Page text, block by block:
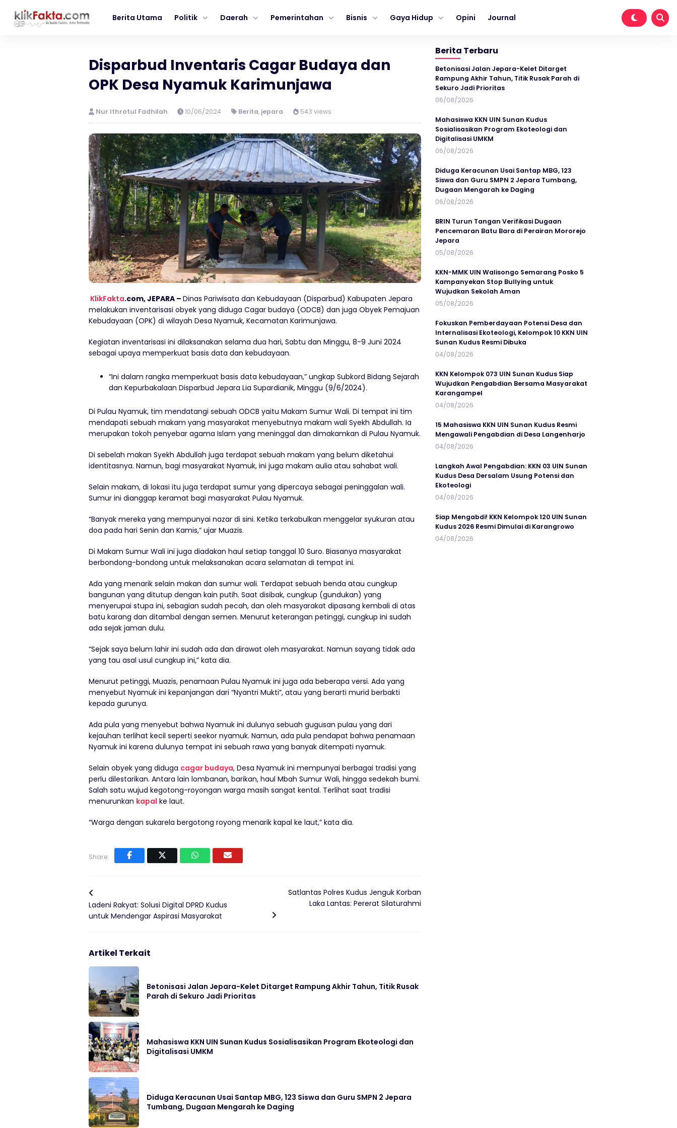
Berita Utama Politik Daerah Pemerintahan Bisnis Gaya Hidup Opini Journal
Disparbud Inventaris Cagar Budaya dan
OPK Desa Nyamuk Karimunjawa
Nur Ithrotul Fadhilah 10/06/2024 Berita, jepara 543 views
KlikFakta.com, JEPARA – Dinas Pariwisata dan Kebudayaan (Disparbud) Kabupaten Jepara
melakukan inventarisasi obyek yang diduga Cagar budaya (ODCB) dan juga Obyek Pemajuan
Kebudayaan (OPK) di wilayah Desa Nyamuk, Kecamatan Karimunjawa.
Kegiatan inventarisasi ini dilaksanakan selama dua hari, Sabtu dan Minggu, 8-9 Juni 2024
sebagai upaya memperkuat basis data dan kebudayaan.
“Ini dalam rangka memperkuat basis data kebudayaan,” ungkap Subkord Bidang Sejarah
dan Kepurbakalaan Disparbud Jepara Lia Supardianik, Minggu (9/6/2024).
Di Pulau Nyamuk, tim mendatangi sebuah ODCB yaitu Makam Sumur Wali. Di tempat ini tim
mendapati sebuah makam yang masyarakat menyebutnya makam wali Syekh Abdullah. Ia
merupakan tokoh penyebar agama Islam yang meninggal dan dimakamkan di Pulau Nyamuk.
Di sebelah makan Syekh Abdullah juga terdapat sebuah makam yang belum diketahui
identitasnya. Namun, bagi masyarakat Nyamuk, ini juga makam aulia atau sahabat wali.
Selain makam, di lokasi itu juga terdapat sumur yang dipercaya sebagai peninggalan wali.
Sumur ini dianggap keramat bagi masyarakat Pulau Nyamuk.
“Banyak mereka yang mempunyai nazar di sini. Ketika terkabulkan menggelar syukuran atau
doa pada hari Senin dan Kamis,” ujar Muazis.
Di Makam Sumur Wali ini juga diadakan haul setiap tanggal 10 Suro. Biasanya masyarakat
berbondong-bondong untuk melaksanakan acara selamatan di tempat ini.
Ada yang menarik selain makan dan sumur wali. Terdapat sebuah benda atau cungkup
bangunan yang ditutup dengan kain putih. Saat disibak, cungkup (gundukan) yang
menyerupai stupa ini, sebagian sudah pecah, dan oleh masyarakat dipasang kembali di atas
batu karang dan ditambal dengan semen. Menurut keterangan petinggi, cungkup ini sudah
ada sejak jaman dulu.
“Sejak saya belum lahir ini sudah ada dan dirawat oleh masyarakat. Namun sayang tidak ada
yang tau asal usul cungkup ini,” kata dia.
Menurut petinggi, Muazis, penamaan Pulau Nyamuk ini juga ada beberapa versi. Ada yang
menyebut Nyamuk ini kepanjangan dari “Nyantri Mukti”, atau yang berarti murid berbakti
kepada gurunya.
Ada pula yang menyebut bahwa Nyamuk ini dulunya sebuah gugusan pulau yang dari
kejauhan terlihat kecil seperti seekor nyamuk. Namun, ada pula pendapat bahwa penamaan
Nyamuk ini karena dulunya tempat ini sebuah rawa yang banyak ditempati nyamuk.
Selain obyek yang diduga cagar budaya, Desa Nyamuk ini mempunyai berbagai tradisi yang
perlu dilestarikan. Antara lain lombanan, barikan, haul Mbah Sumur Wali, hingga sedekah bumi.
Salah satu wujud kegotong-royongan warga masih sangat kental. Terlihat saat tradisi
menurunkan kapal ke laut.
“Warga dengan sukarela bergotong royong menarik kapal ke laut,” kata dia.
Share:
Ladeni Rakyat: Solusi Digital DPRD Kudus
untuk Mendengar Aspirasi Masyarakat
Satlantas Polres Kudus Jenguk Korban
Laka Lantas: Pererat Silaturahmi
Artikel Terkait
Betonisasi Jalan Jepara-Kelet Ditarget Rampung Akhir Tahun, Titik Rusak
Parah di Sekuro Jadi Prioritas
Mahasiswa KKN UIN Sunan Kudus Sosialisasikan Program Ekoteologi dan
Digitalisasi UMKM
Diduga Keracunan Usai Santap MBG, 123 Siswa dan Guru SMPN 2 Jepara
Tumbang, Dugaan Mengarah ke Daging
Berita Terbaru
Betonisasi Jalan Jepara-Kelet Ditarget
Rampung Akhir Tahun, Titik Rusak Parah di
Sekuro Jadi Prioritas
06/08/2026
Mahasiswa KKN UIN Sunan Kudus
Sosialisasikan Program Ekoteologi dan
Digitalisasi UMKM
06/08/2026
Diduga Keracunan Usai Santap MBG, 123
Siswa dan Guru SMPN 2 Jepara Tumbang,
Dugaan Mengarah ke Daging
06/08/2026
BRIN Turun Tangan Verifikasi Dugaan
Pencemaran Batu Bara di Perairan Mororejo
Jepara
05/08/2026
KKN-MMK UIN Walisongo Semarang Posko 5
Kampanyekan Stop Bullying untuk
Wujudkan Sekolah Aman
05/08/2026
Fokuskan Pemberdayaan Potensi Desa dan
Internalisasi Ekoteologi, Kelompok 10 KKN UIN
Sunan Kudus Resmi Dibuka
04/08/2026
KKN Kelompok 073 UIN Sunan Kudus Siap
Wujudkan Pengabdian Bersama Masyarakat
Karangampel
04/08/2026
15 Mahasiswa KKN UIN Sunan Kudus Resmi
Mengawali Pengabdian di Desa Langenharjo
04/08/2026
Langkah Awal Pengabdian: KKN 03 UIN Sunan
Kudus Desa Dersalam Usung Potensi dan
Ekoteologi
04/08/2026
Siap Mengabdi! KKN Kelompok 120 UIN Sunan
Kudus 2026 Resmi Dimulai di Karangrowo
04/08/2026